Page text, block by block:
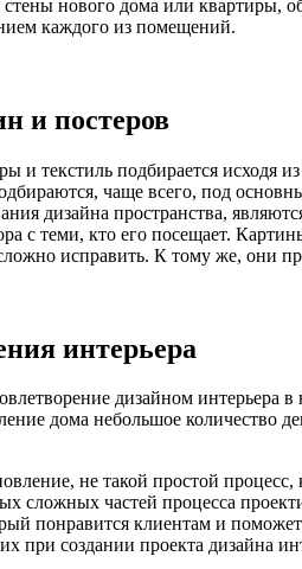
нового дома или квартиры,
каждого из помещений.
и постеров
и текстиль подбирается исходя
чаще всего, под
дизайна пространства,
с теми, кто его посещает.
исправить. К тому же, они
интерьера
дизайном
дома небольшое количество
не такой простой
сложных частей процесса
понравится клиентам и
при создании проекта дизайна